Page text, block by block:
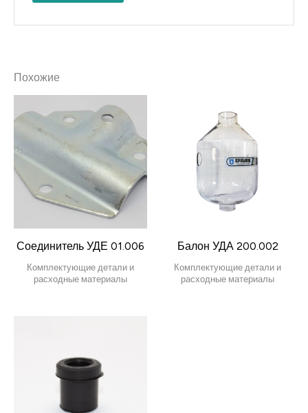
Похожие
Соединитель УДЕ 01.006
Комплектующие детали и
расходные материалы
Балон УДА 200.002
Комплектующие детали и
расходные материалы